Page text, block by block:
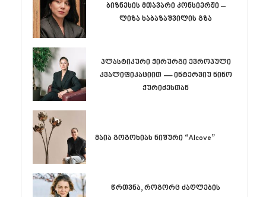
ბიზნესის მთავარი კონსიერჟი –
ლიზა ხაბაზაშვილის გზა
პლასტიკური ქირურგი ევროპული
კვალიფიკაციით — ინტერვიუ ნინო
ქურიძესთან
მაია გოგოხიას ნიშური “Alcove”
წრთვნა, როგორც ძაღლების